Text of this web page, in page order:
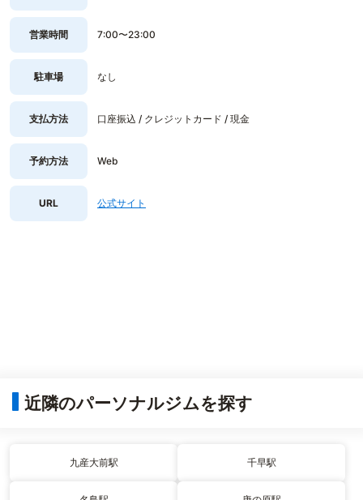
営業時間 7:00〜23:00
駐車場 なし
支払方法 口座振込 / クレジットカード / 現金
予約方法 Web
URL 公式サイト
近隣のパーソナルジムを探す
九産大前駅 千早駅